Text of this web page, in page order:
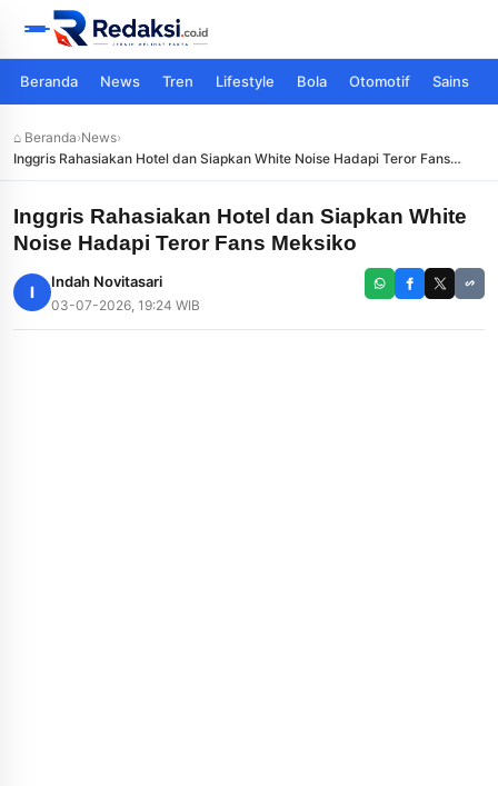
Beranda News Tren Lifestyle Bola Otomotif Sains
⌂ Beranda›News›
Inggris Rahasiakan Hotel dan Siapkan White Noise Hadapi Teror Fans
Meksiko
Inggris Rahasiakan Hotel dan Siapkan White
Noise Hadapi Teror Fans Meksiko
I
Indah Novitasari
03-07-2026, 19:24 WIB